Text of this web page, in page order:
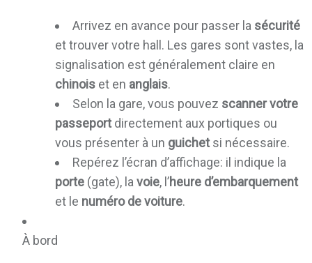
Arrivez en avance pour passer la sécurité
et trouver votre hall. Les gares sont vastes, la
signalisation est généralement claire en
chinois et en anglais.
Selon la gare, vous pouvez scanner votre
passeportdirectement aux portiques ou
vous présenter à un guichetsi nécessaire.
Repérez l’écran d’affichage: il indique la
porte (gate), la voie, l’heure d’embarquement
et le numéro de voiture.
À bord